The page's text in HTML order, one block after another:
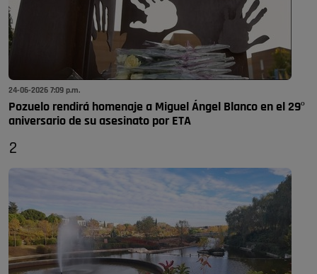
24-06-2026 7:09 p.m.
Pozuelo rendirá homenaje a Miguel Ángel Blanco en el 29º
aniversario de su asesinato por ETA
2